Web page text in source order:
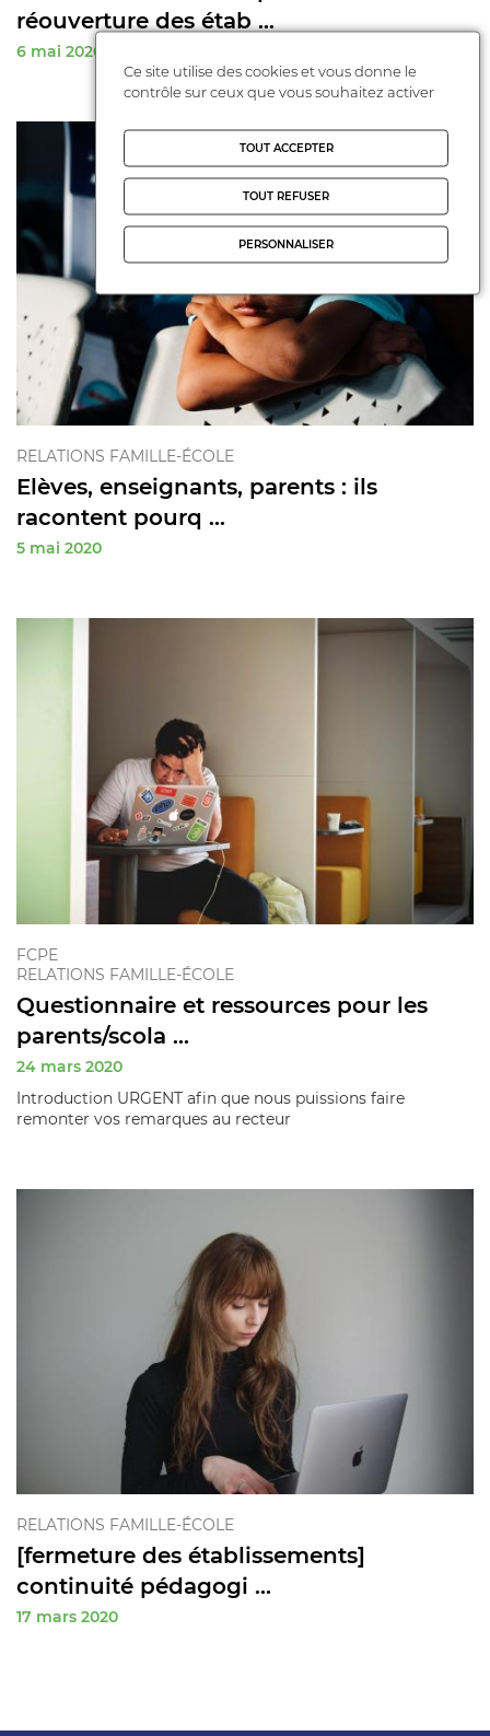
réouverture des étab ...
6 mai 2020
RELATIONS FAMILLE-ÉCOLE
Elèves, enseignants, parents : ils
racontent pourq ...
5 mai 2020
FCPE
RELATIONS FAMILLE-ÉCOLE
Questionnaire et ressources pour les
parents/scola ...
24 mars 2020
Introduction URGENT afin que nous puissions faire
remonter vos remarques au recteur
RELATIONS FAMILLE-ÉCOLE
[fermeture des établissements]
continuité pédagogi ...
17 mars 2020
Ce site utilise des cookies et vous donne le
contrôle sur ceux que vous souhaitez activer
TOUT ACCEPTER
TOUT REFUSER
PERSONNALISER